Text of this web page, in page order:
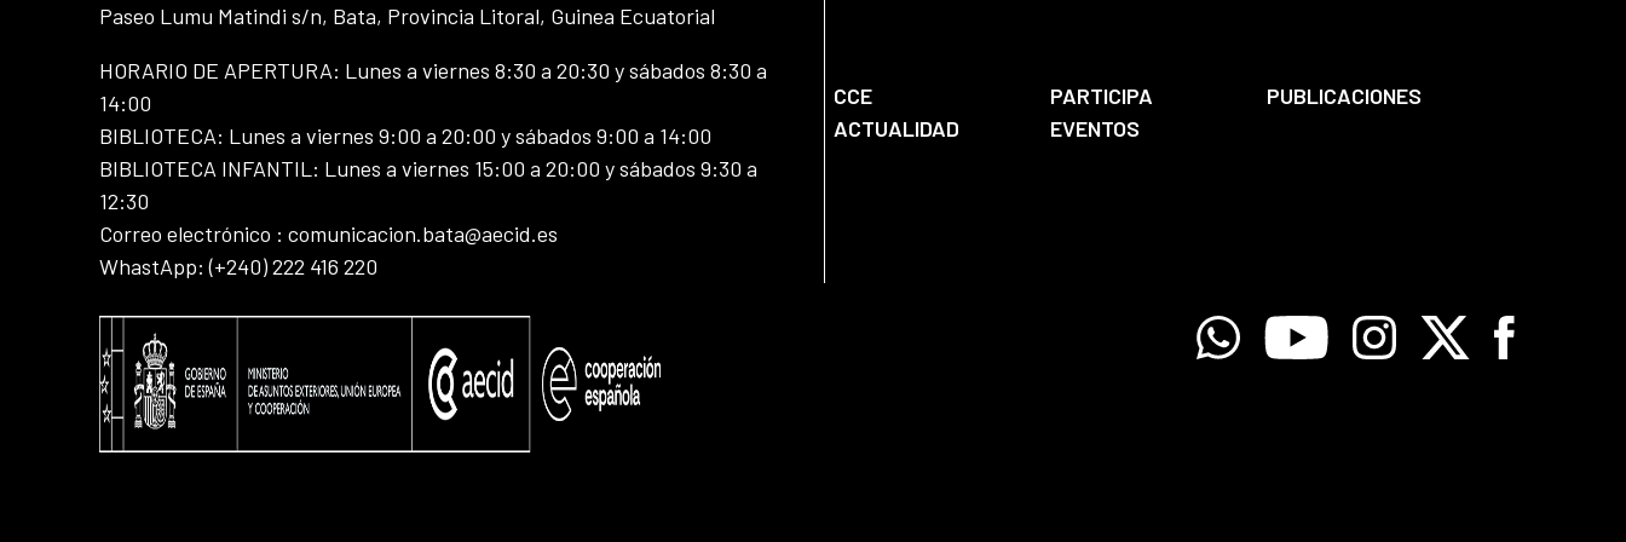
Paseo Lumu Matindi s/n, Bata, Provincia Litoral, Guinea Ecuatorial
HORARIO DE APERTURA: Lunes a viernes 8:30 a 20:30 y sábados 8:30 a
14:00
BIBLIOTECA: Lunes a viernes 9:00 a 20:00 y sábados 9:00 a 14:00
BIBLIOTECA INFANTIL: Lunes a viernes 15:00 a 20:00 y sábados 9:30 a
12:30
Correo electrónico : comunicacion.bata@aecid.es
WhastApp: (+240) 222 416 220
CCE PARTICIPA
PUBLICACIONES
ACTUALIDAD
EVENTOS
WhatsappYoutube Instagram
X Facebook